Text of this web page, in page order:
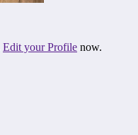
Edit your Profile now.